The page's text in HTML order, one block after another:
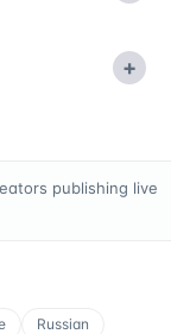
+
publishing live
Russian